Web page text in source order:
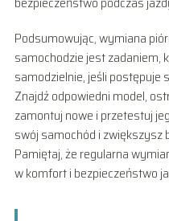
Podsumowując, wymiana
samochodzie jest zadaniem,
samodzielnie, jeśli postępuje
Znajdź odpowiedni model,
zamontuj nowe i przetestuj
swój samochód i zwiększysz
Pamiętaj, że regularna
w komfort i bezpieczeństwo